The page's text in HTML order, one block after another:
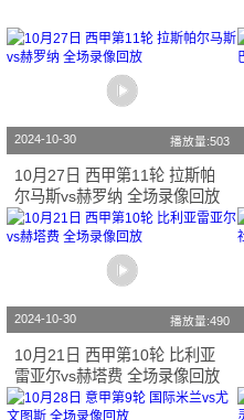
2024-10-30 播放量:503
10月27日 西甲第11轮 拉斯帕
尔马斯vs赫罗纳 全场录像回放
2024-10-30 播放量:490
10月21日 西甲第10轮 比利亚
雷亚尔vs赫塔费 全场录像回放